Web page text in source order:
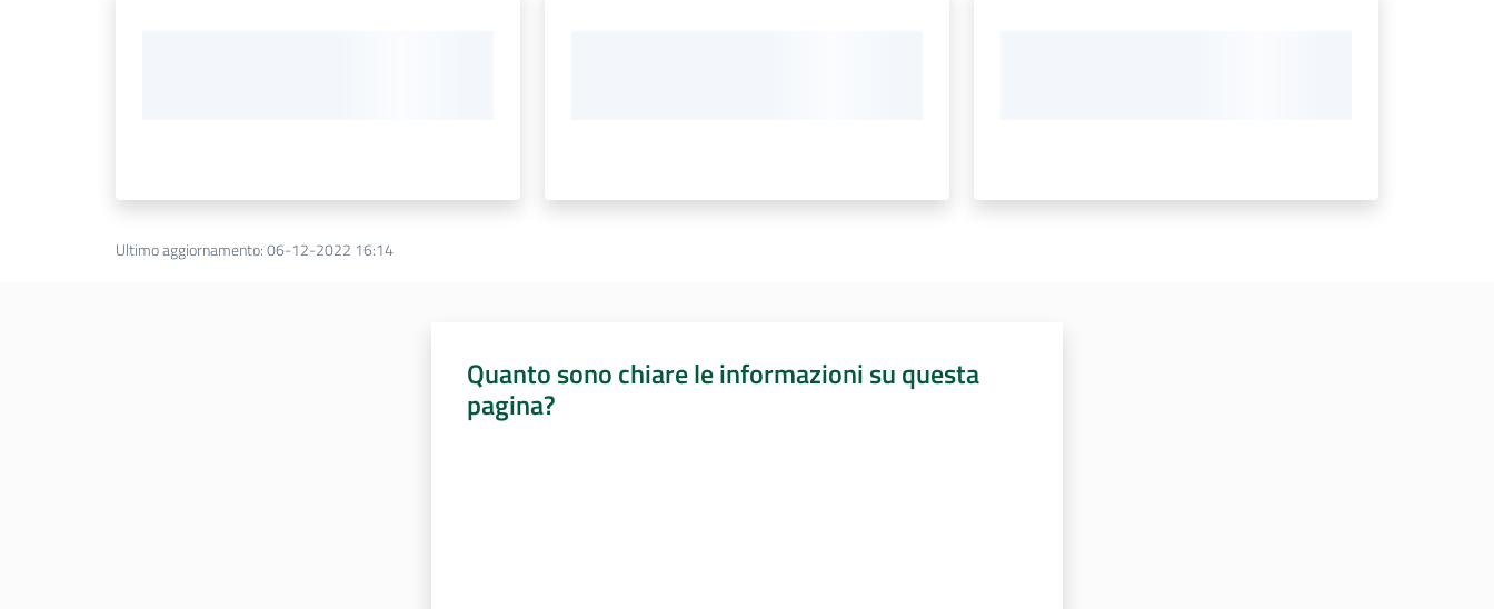
Ultimo aggiornamento:06-12-2022 16:14
Quanto sono chiare le informazioni su questa
pagina?